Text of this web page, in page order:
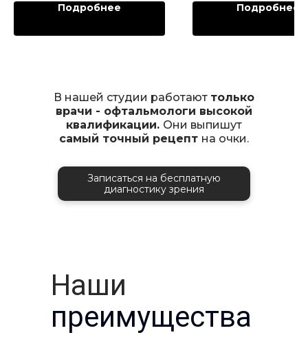
Подробнее Подробнее
В нашей студии работают только
врачи - офтальмологи высокой
квалификации. Они выпишут
самый точный рецепт на очки.
Записаться на бесплатную
диагностику зрения
Наши
преимущества